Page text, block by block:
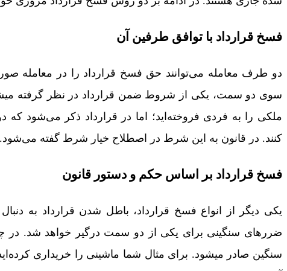
فسخ قرارداد با توافق طرفین آن
دو طرف معامله می‌توانند حق فسخ قرارداد را در معامله
سوی دو سمت، یکی از شروط ضمن قرارداد در نظر گرفته
ملکی را به فردی فروخته‌اید؛ اما در قرارداد ذکر می‌شود
کنند. در قانون به این شرط در اصطلاح خیار شرط گفته می‌شود.
فسخ قرارداد بر اساس حکم و دستور قانون
یکی دیگر از انواع فسخ قرارداد، باطل شدن قرارداد به
ضررهای سنگینی برای یکی از دو سمت درگیر خواهد شد. در
سنگین صادر می­شود. برای مثال شما ماشینی را خریداری